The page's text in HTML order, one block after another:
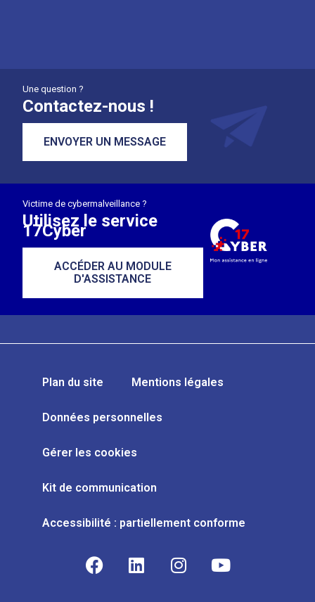
Une question ?
Contactez-nous !
ENVOYER UN MESSAGE
Victime de cybermalveillance ?
Utilisez le service
17Cyber
ACCÉDER AU MODULE
D'ASSISTANCE
Plan du site Mentions légales
Données personnelles
Gérer les cookies
Kit de communication
Accessibilité : partiellement conforme